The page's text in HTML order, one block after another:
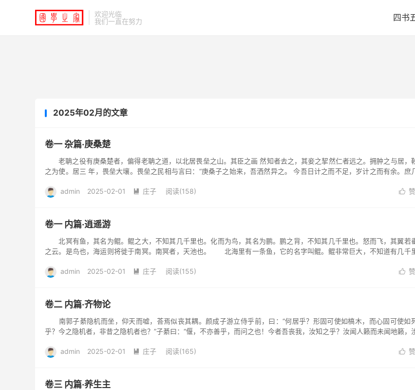
欢迎光临
我们一直在努力
四书
2025年02月的文章
卷一 杂篇·庚桑楚
老聃之役有庚桑楚者，偏得老聃之道，以北居畏垒之山。其臣之画 然知者去之，其妾之挈然仁者远之。拥肿之与居，
之为使。居三 年，畏垒大壤。畏垒之民相与言曰：“庚桑子之始来，吾洒然异之。 今吾日计之而不足，岁计之而有余。庶

admin 2025-02-01  庄子 阅读(158)
卷一 内篇·逍遥游
北冥有鱼，其名为鲲。鲲之大，不知其几千里也。化而为鸟，其名为鹏。鹏之背，不知其几千里也。怒而飞，其翼若
之云。是鸟也，海运则将徙于南冥。南冥者，天池也。 北海里有一条鱼，它的名字叫鲲。鲲非常巨大，不知道有几千

admin 2025-02-01  庄子 阅读(155)
卷二 内篇·齐物论
南郭子綦隐机而坐，仰天而嘘，荅焉似丧其耦。颜成子游立侍乎前，曰：“何居乎？形固可使如槁木，而心固可使如
乎？今之隐机者，非昔之隐机者也？”子綦曰：“偃，不亦善乎，而问之也！今者吾丧我，汝知之乎？汝闻人籁而未闻地籁，

admin 2025-02-01  庄子 阅读(165)
卷三 内篇·养生主